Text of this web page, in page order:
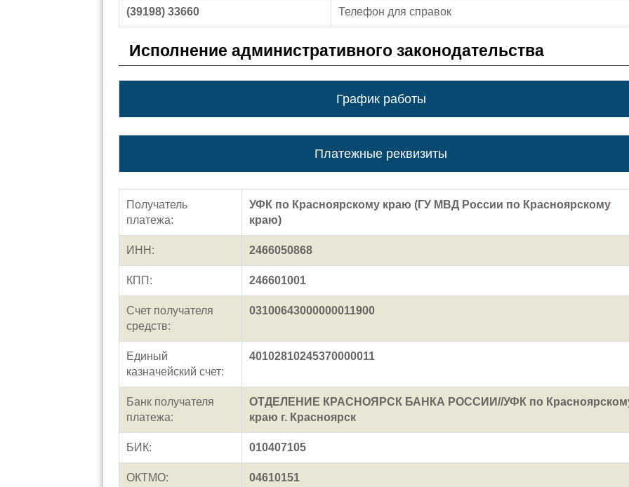
(39198) 33660 Телефон для справок
Исполнение административного законодательства
График работы
Платежные реквизиты
Получатель
платежа:
УФК по Красноярскому краю (ГУ МВД России по Красноярскому
краю)
ИНН: 2466050868
КПП: 246601001
Счет получателя
средств:
03100643000000011900
Единый
казначейский счет:
40102810245370000011
Банк получателя
платежа:
ОТДЕЛЕНИЕ КРАСНОЯРСК БАНКА РОССИИ//УФК по
краю г. Красноярск
БИК: 010407105
ОКТМО: 04610151